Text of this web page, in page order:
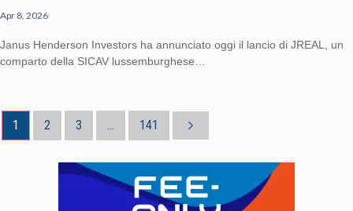
Apr 8, 2026
Janus Henderson Investors ha annunciato oggi il lancio di JREAL, un
comparto della SICAV lussemburghese…
1 2 3 ... 141